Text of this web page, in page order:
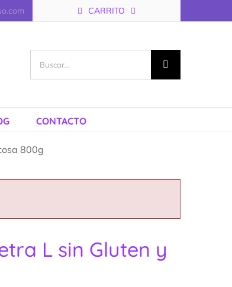
CARRITO
CONTACTO
800g
L sin Gluten y